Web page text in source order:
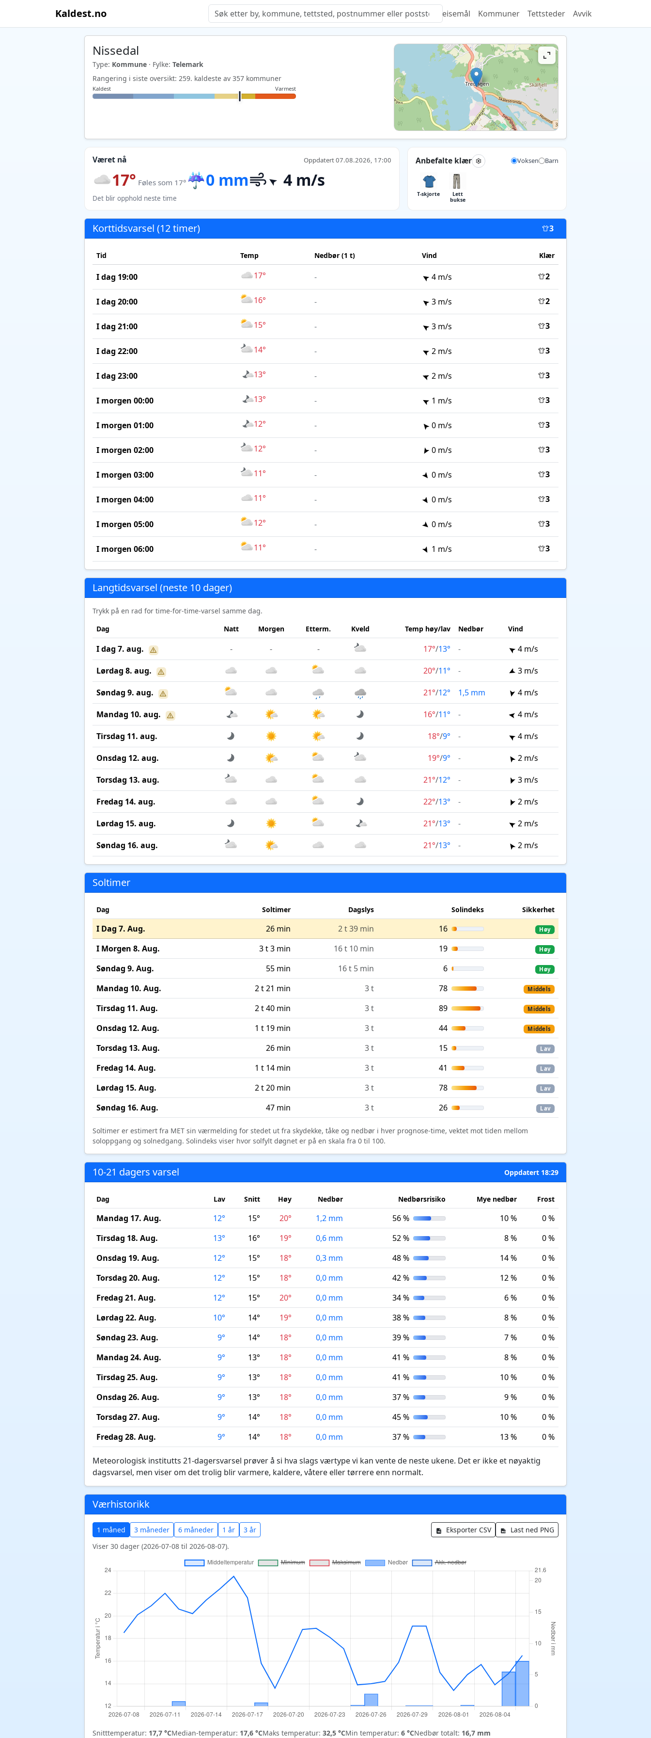
Kaldest.no Quiz Reisemål Kommuner Tettsteder Avvik
Nissedal
Type: Kommune · Fylke: Telemark
Rangering i siste oversikt: 259. kaldeste av 357 kommuner
Kaldest Varmest
Været nå Oppdatert 07.08.2026, 17:00
17° Føles som 17° ☔0 mm 4 m/s
Det blir opphold neste time
Anbefalte klær Voksen Barn
T-skjorte
Lett
bukse
Korttidsvarsel (12 timer) 3
Tid Temp Nedbør (1 t) Vind Klær
I dag 19:00 17° - 4 m/s 2
I dag 20:00 16° - 3 m/s 2
I dag 21:00 15° - 3 m/s 3
I dag 22:00 14° - 2 m/s 3
I dag 23:00 13° - 2 m/s 3
I morgen 00:00 13° - 1 m/s 3
I morgen 01:00 12° - 0 m/s 3
I morgen 02:00 12° - 0 m/s 3
I morgen 03:00 11° - 0 m/s 3
I morgen 04:00 11° - 0 m/s 3
I morgen 05:00 12° - 0 m/s 3
I morgen 06:00 11° - 1 m/s 3
Langtidsvarsel (neste 10 dager)
Trykk på en rad for time-for-time-varsel samme dag.
Dag
Natt Morgen Etterm. Kveld Temp høy/lav Nedbør Vind
I dag 7. aug. - - - 17°/13° - 4 m/s
Lørdag 8. aug. 20°/11° - 3 m/s
Søndag 9. aug. 21°/12° 1,5 mm 4 m/s
Mandag 10. aug. 16°/11° - 4 m/s
Tirsdag 11. aug. 18°/9° - 4 m/s
Onsdag 12. aug. 19°/9° - 2 m/s
Torsdag 13. aug. 21°/12° - 3 m/s
Fredag 14. aug. 22°/13° - 2 m/s
Lørdag 15. aug. 21°/13° - 2 m/s
Søndag 16. aug. 21°/13° - 2 m/s
Soltimer
Dag Soltimer Dagslys Solindeks Sikkerhet
I Dag 7. Aug. 26 min 2 t 39 min 16 Høy
I Morgen 8. Aug. 3 t 3 min 16 t 10 min 19 Høy
Søndag 9. Aug. 55 min 16 t 5 min 6 Høy
Mandag 10. Aug. 2 t 21 min 3 t 78 Middels
Tirsdag 11. Aug. 2 t 40 min 3 t 89 Middels
Onsdag 12. Aug. 1 t 19 min 3 t 44 Middels
Torsdag 13. Aug. 26 min 3 t 15 Lav
Fredag 14. Aug. 1 t 14 min 3 t 41 Lav
Lørdag 15. Aug. 2 t 20 min 3 t 78 Lav
Søndag 16. Aug. 47 min 3 t 26 Lav
Soltimer er estimert fra MET sin værmelding for stedet ut fra skydekke, tåke og nedbør i hver prognose-time, vektet mot tiden mellom
soloppgang og solnedgang. Solindeks viser hvor solfylt døgnet er på en skala fra 0 til 100.
10-21 dagers varsel Oppdatert 18:29
Dag Lav Snitt Høy Nedbør Nedbørsrisiko Mye nedbør Frost
Mandag 17. Aug. 12° 15° 20° 1,2 mm 56 % 10 %
0 %
Tirsdag 18. Aug.
13° 16° 19° 0,6 mm 52 % 8 %
0 %
Onsdag 19. Aug.
12° 15° 18° 0,3 mm 48 % 14 %
0 %
Torsdag 20. Aug.
12° 15° 18° 0,0 mm 42 % 12 %
0 %
Fredag 21. Aug.
12° 15° 20° 0,0 mm 34 % 6 %
0 %
Lørdag 22. Aug.
10° 14° 19° 0,0 mm 38 % 8 %
0 %
Søndag 23. Aug.
9° 14° 18° 0,0 mm 39 % 7 %
0 %
Mandag 24. Aug.
9° 13° 18° 0,0 mm 41 % 8 %
0 %
Tirsdag 25. Aug.
9° 13° 18° 0,0 mm 41 % 10 %
0 %
Onsdag 26. Aug.
9° 13° 18° 0,0 mm 37 % 9 %
0 %
Torsdag 27. Aug.
9° 14° 18° 0,0 mm 45 % 10 %
0 %
Fredag 28. Aug.
9° 14° 18° 0,0 mm 37 % 13 % 0 %
Meteorologisk institutts 21-dagersvarsel prøver å si hva slags værtype vi kan vente de neste ukene. Det er ikke et nøyaktig
dagsvarsel, men viser om det trolig blir varmere, kaldere, våtere eller tørrere enn normalt.
Værhistorikk
1 måned 3 måneder 6 måneder 1 år 3 år Eksporter CSV
Last ned PNG
Viser 30 dager (2026-07-08 til 2026-08-07).
Snitttemperatur: 17,7 °CMedian-temperatur: 17,6 °CMaks temperatur: 32,5 °CMin temperatur: 6 °CNedbør totalt: 16,7 mm